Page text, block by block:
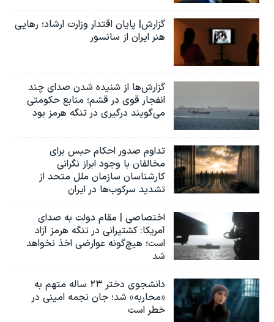
گزارش| پایان اقتدار وزارت ارشاد؛ رهایی
هنر ایران از سانسور
گزارش‌ها از شنیده شدن صدای چند
انفجار قوی در قشم؛ منابع حکومتی
می‌گویند درگیری در تنگه هرمز بود
تداوم صدور احکام حبس برای
مخالفان با وجود ابراز نگرانی
کارشناسان سازمان ملل متحد از
تشدید سرکوب‌ها در ایران
اختصاصی | مقام دولت به صدای
آمریکا: کشتیرانی در تنگه هرمز آزاد
است؛ هیچ‌گونه عوارضی اخذ نخواهد
شد
دانشجوی دختر ۲۳ ساله متهم به
«محاربه» شد؛ جان نجمه امینی در
خطر است